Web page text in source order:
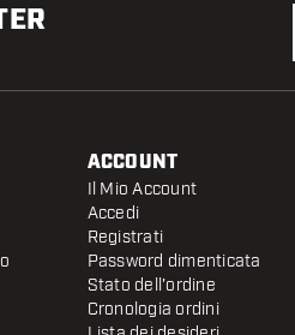
ACCOUNT
Il Mio Account
Accedi
Registrati
Password dimenticata
Stato dell'ordine
Cronologia ordini